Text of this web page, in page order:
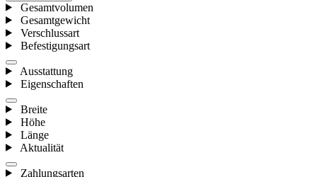
Gesamtvolumen
Gesamtgewicht
Verschlussart
Befestigungsart
Ausstattung
Eigenschaften
Breite
Höhe
Länge
Aktualität
Zahlungsarten